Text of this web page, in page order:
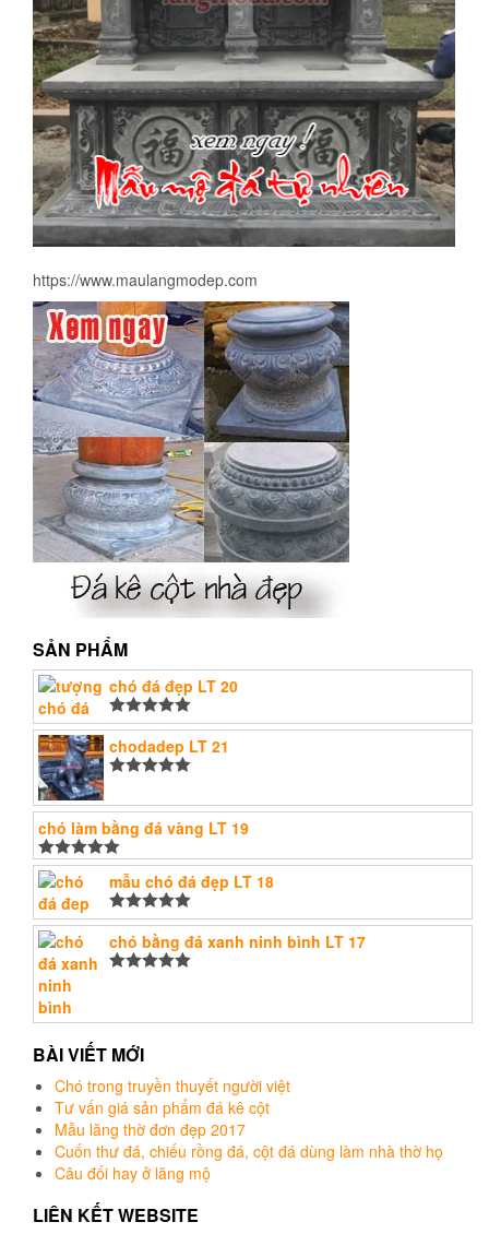
https://www.maulangmodep.com
SẢN PHẨM
chó đá đẹp LT 20
Được xếp
hạng5.005
sao
chodadep LT 21
hạng5.005
sao
chó làm bằng đá vàng LT 19
Được xếp
hạng5.00
5
sao
mẫu chó đá đẹp LT 18
Được xếp
hạng5.005
sao
chó bằng đá xanh ninh bình LT 17
BÀI VIẾT MỚI
Chó trong truyền thuyết người việt
Tư vấn giá sản phẩm đá kê cột
Mẫu lăng thờ đơn đẹp 2017
Cuốn thư đá, chiếu rồng đá, cột đá dùng làm nhà thờ họ
Câu đối hay ở lăng mộ
LIÊN KẾT WEBSITE